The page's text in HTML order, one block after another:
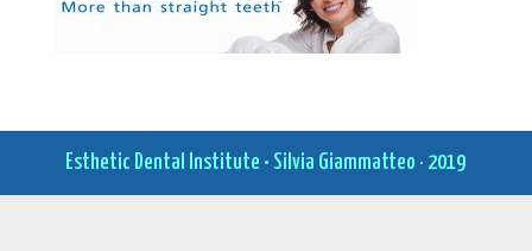
Esthetic Dental Institute • Silvia Giammatteo · 2019